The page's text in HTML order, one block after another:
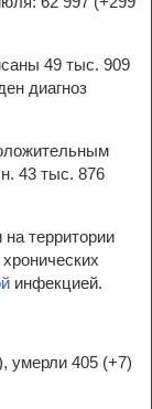
49 тыс. 909
диагноз
43 тыс. 876
территории
инфекцией.
умерли 405 (+7)